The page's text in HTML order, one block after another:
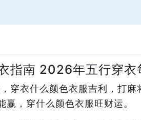
指南 2026年五行穿衣
穿衣什么颜色衣服吉利，打
，穿什么颜色衣服旺财运。